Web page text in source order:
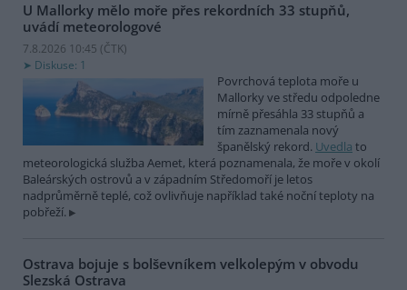
U Mallorky mělo moře přes rekordních 33 stupňů,
uvádí meteorologové
7.8.2026 10:45 (ČTK)
Diskuse: 1
Povrchová teplota moře u
Mallorky ve středu odpoledne
mírně přesáhla 33 stupňů a
tím zaznamenala nový
španělský rekord. Uvedla to
meteorologická služba Aemet, která poznamenala, že moře v okolí
Baleárských ostrovů a v západním Středomoří je letos
nadprůměrně teplé, což ovlivňuje například také noční teploty na
pobřeží.
Ostrava bojuje s bolševníkem velkolepým v obvodu
Slezská Ostrava